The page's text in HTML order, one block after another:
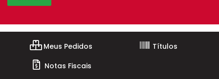
Meus Pedidos
Títulos
Notas Fiscais